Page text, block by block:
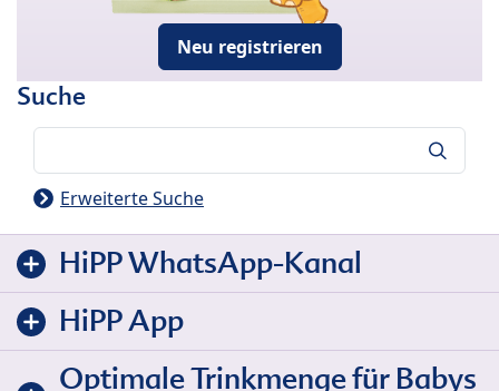
Neu registrieren
Suche
Erweiterte Suche
HiPP WhatsApp-Kanal
HiPP App
Optimale Trinkmenge für Babys